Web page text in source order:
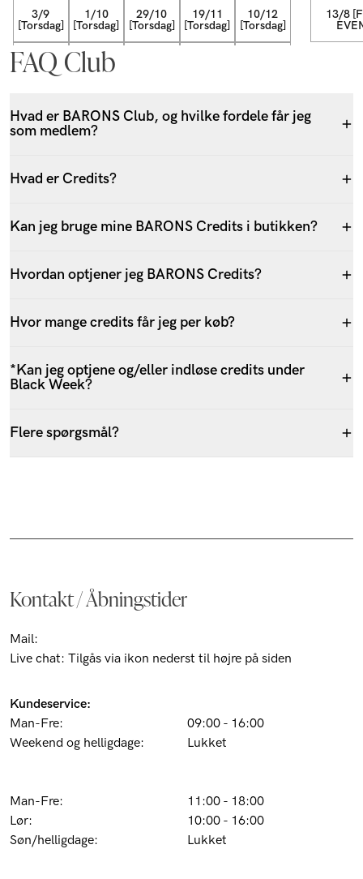
3/9
[Torsdag]
1/10
[Torsdag]
29/10
[Torsdag]
19/11
[Torsdag]
10/12
[Torsdag]
7/1
[Torsdag]
28/1
[Torsdag]
13/8
FAQ Club
Hvad er BARONS Club, og hvilke fordele får jeg
som medlem?
Hvad er Credits?
Kan jeg bruge mine BARONS Credits i butikken?
Hvordan optjener jeg BARONS Credits?
Hvor mange credits får jeg per køb?
*Kan jeg optjene og/eller indløse credits under
Black Week?
Flere spørgsmål?
Kontakt / Åbningstider
Mail:
Live chat: Tilgås via ikon nederst til højre på siden
Kundeservice:
Man-Fre:
Weekend og helligdage:
Man-Fre:
Lør:
Søn/helligdage:
09:00 - 16:00
Lukket
11:00 - 18:00
10:00 - 16:00
Lukket